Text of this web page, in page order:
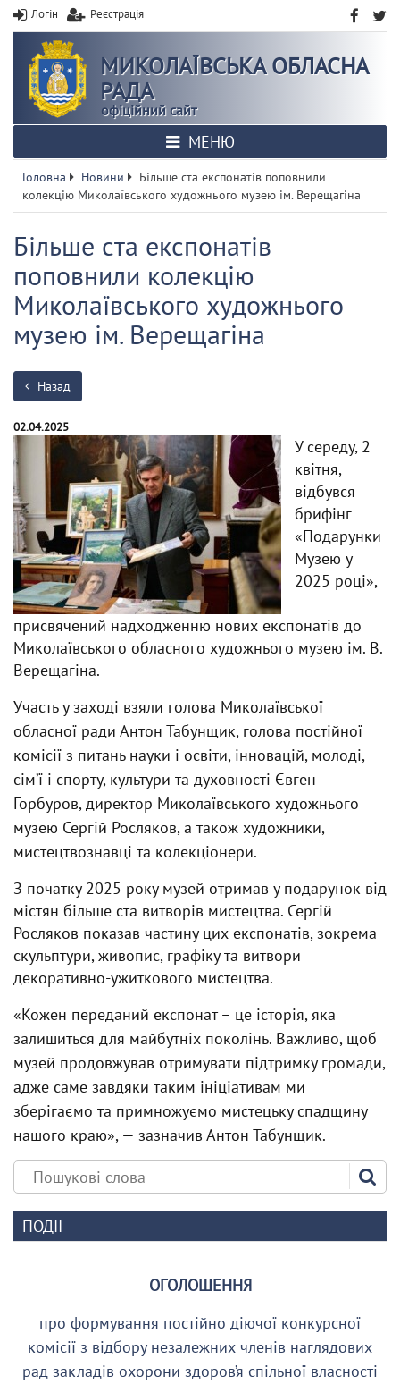
Логін Реєстрація
МИКОЛАЇВСЬКА ОБЛАСНА
РАДА
офіційний сайт
МЕНЮ
Головна Новини
Більше ста експонатів поповнили
колекцію Миколаївського художнього музею ім. Верещагіна
Більше ста експонатів
поповнили колекцію
Миколаївського художнього
музею ім. Верещагіна
Назад
02.04.2025
У середу, 2
квітня,
відбувся
брифінг
«Подарунки
Музею у
2025 році»,
присвячений надходженню нових експонатів до
Миколаївського обласного художнього музею ім. В.
Верещагіна.
Участь у заході взяли голова Миколаївської
обласної ради Антон Табунщик, голова постійної
комісії з питань науки і освіти, інновацій, молоді,
сім’ї і спорту, культури та духовності Євген
Горбуров, директор Миколаївського художнього
музею Сергій Росляков, а також художники,
мистецтвознавці та колекціонери.
З початку 2025 року музей отримав у подарунок від
містян більше ста витворів мистецтва. Сергій
Росляков показав частину цих експонатів, зокрема
скульптури, живопис, графіку та витвори
декоративно-ужиткового мистецтва.
«Кожен переданий експонат – це історія, яка
залишиться для майбутніх поколінь. Важливо, щоб
музей продовжував отримувати підтримку громади,
адже саме завдяки таким ініціативам ми
зберігаємо та примножуємо мистецьку спадщину
нашого краю», — зазначив Антон Табунщик.
ПОДІЇ
ОГОЛОШЕННЯ
про формування постійно діючої конкурсної
комісії з відбору незалежних членів наглядових
рад закладів охорони здоров’я спільної власності